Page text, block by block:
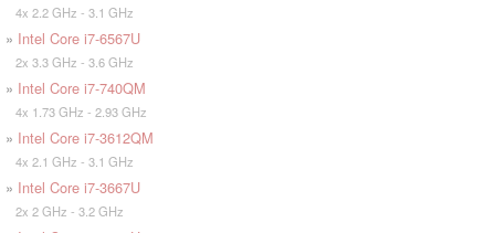
4x 2.2 GHz - 3.1 GHz
» Intel Core i7-6567U
2x 3.3 GHz - 3.6 GHz
» Intel Core i7-740QM
4x 1.73 GHz - 2.93 GHz
» Intel Core i7-3612QM
4x 2.1 GHz - 3.1 GHz
» Intel Core i7-3667U
2x 2 GHz - 3.2 GHz